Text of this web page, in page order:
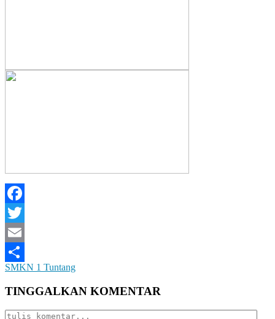
Facebook
Twitter
Email
Share
SMKN 1 Tuntang
TINGGALKAN KOMENTAR